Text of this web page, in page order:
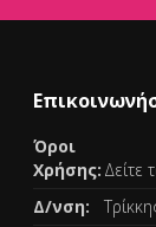
Όροι
Χρήσης: Δείτε
Δ/νση: